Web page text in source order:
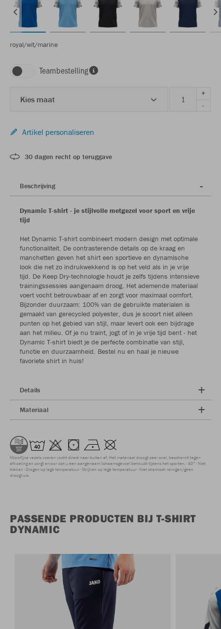
royal/wit/marine
Teambestelling
Kies maat
+
-
Artikel personaliseren
30 dagen recht op teruggave
Beschrijving
Dynamic T-shirt - je stijlvolle metgezel voor sport en vrije
tijd
Het Dynamic T-shirt combineert modern design met optimale
functionaliteit. De contrasterende details op de kraag en
manchetten geven het shirt een sportieve en dynamische
look die net zo indrukwekkend is op het veld als in je vrije
tijd. De Keep Dry-technologie houdt je zelfs tijdens intensieve
trainingssessies aangenaam droog. Het ademende materiaal
voert vocht betrouwbaar af en zorgt voor maximaal comfort.
Bijzonder duurzaam: 100% van de gebruikte materialen is
gemaakt van gerecycled polyester, dus je scoort niet alleen
punten op het gebied van stijl, maar levert ook een bijdrage
aan het milieu. Of je nu traint, jogt of in je vrije tijd bent - het
Dynamic T-shirt biedt je de perfecte combinatie van stijl,
functie en duurzaamheid. Bestel nu en haal je nieuwe
favoriete shirt in huis!
Details
Materiaal
Microfijne vezels voeren vocht direct naar buiten af. Het materiaal droogt zeer snel, beschermt tegen
afkoeling en zorgt ervoor dat u een aangenaam lichaamsgevoel behoudt tijdens het sporten. 40° Niet
bleken Drogen op lage temperatuur Strijken op lage temperatuur Niet chemisch reinigen/geen
droogkuis
PASSENDE PRODUCTEN BIJ T-SHIRT
DYNAMIC